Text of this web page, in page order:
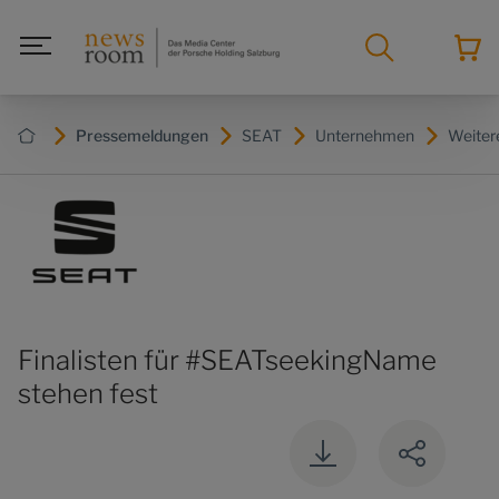
Pressemeldungen SEAT Unternehmen
Finalisten für #SEATseekingName
stehen fest